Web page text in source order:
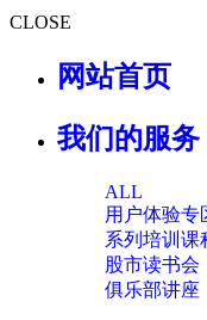
CLOSE
网站首页
我们的服务
ALL
用户体验专
系列培训课
股市读书会
俱乐部讲座